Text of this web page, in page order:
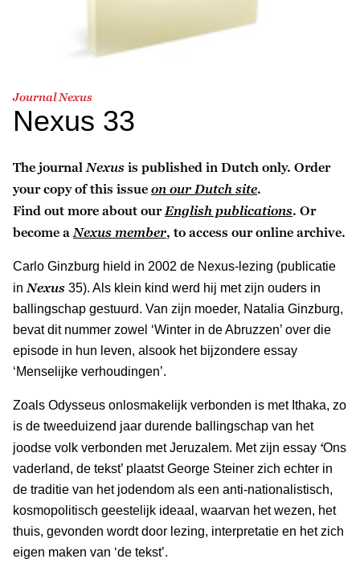
Journal Nexus
Nexus 33
The journal Nexus is published in Dutch only. Order
your copy of this issue on our Dutch site.
Find out more about our English publications. Or
become a Nexus member, to access our online archive.
Carlo Ginzburg hield in 2002 de Nexus-lezing (publicatie
in Nexus 35). Als klein kind werd hij met zijn ouders in
ballingschap gestuurd. Van zijn moeder, Natalia Ginzburg,
bevat dit nummer zowel ‘Winter in de Abruzzen’ over die
episode in hun leven, alsook het bijzondere essay
‘Menselijke verhoudingen’.
Zoals Odysseus onlosmakelijk verbonden is met Ithaka, zo
is de tweeduizend jaar durende ballingschap van het
joodse volk verbonden met Jeruzalem. Met zijn essay ‘Ons
vaderland, de tekst’ plaatst George Steiner zich echter in
de traditie van het jodendom als een anti-nationalistisch,
kosmopolitisch geestelijk ideaal, waarvan het wezen, het
thuis, gevonden wordt door lezing, interpretatie en het zich
eigen maken van ‘de tekst’.